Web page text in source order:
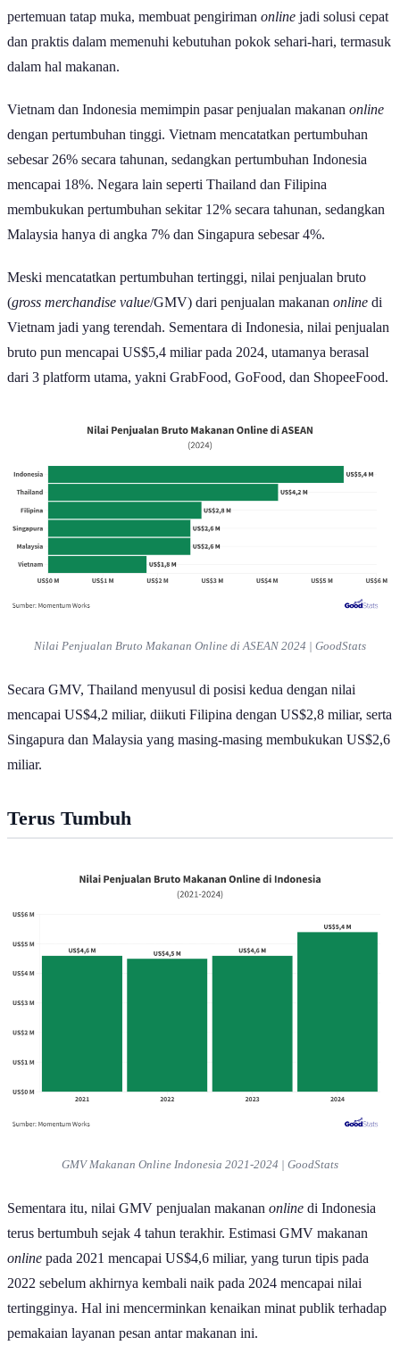
pertemuan tatap muka, membuat pengiriman online jadi solusi cepat
dan praktis dalam memenuhi kebutuhan pokok sehari-hari, termasuk
dalam hal makanan.
Vietnam dan Indonesia memimpin pasar penjualan makanan online
dengan pertumbuhan tinggi. Vietnam mencatatkan pertumbuhan
sebesar 26% secara tahunan, sedangkan pertumbuhan Indonesia
mencapai 18%. Negara lain seperti Thailand dan Filipina
membukukan pertumbuhan sekitar 12% secara tahunan, sedangkan
Malaysia hanya di angka 7% dan Singapura sebesar 4%.
Meski mencatatkan pertumbuhan tertinggi, nilai penjualan bruto
(gross merchandise value/GMV) dari penjualan makanan online di
Vietnam jadi yang terendah. Sementara di Indonesia, nilai penjualan
bruto pun mencapai US$5,4 miliar pada 2024, utamanya berasal
dari 3 platform utama, yakni GrabFood, GoFood, dan ShopeeFood.
Nilai Penjualan Bruto Makanan Online di ASEAN 2024 | GoodStats
Secara GMV, Thailand menyusul di posisi kedua dengan nilai
mencapai US$4,2 miliar, diikuti Filipina dengan US$2,8 miliar, serta
Singapura dan Malaysia yang masing-masing membukukan US$2,6
miliar.
Terus Tumbuh
GMV Makanan Online Indonesia 2021-2024 | GoodStats
Sementara itu, nilai GMV penjualan makanan online di Indonesia
terus bertumbuh sejak 4 tahun terakhir. Estimasi GMV makanan
online pada 2021 mencapai US$4,6 miliar, yang turun tipis pada
2022 sebelum akhirnya kembali naik pada 2024 mencapai nilai
tertingginya. Hal ini mencerminkan kenaikan minat publik terhadap
pemakaian layanan pesan antar makanan ini.